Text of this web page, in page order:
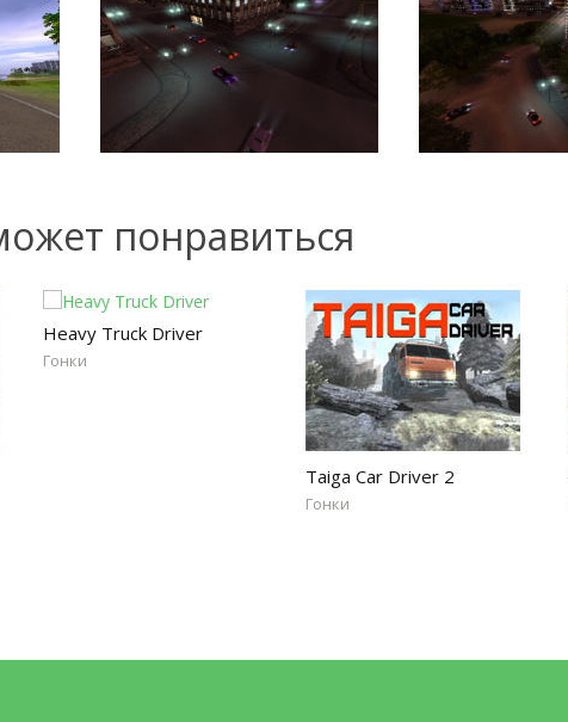
понравиться
Heavy Truck Driver
Гонки
Taiga Car Driver 2
Гонки